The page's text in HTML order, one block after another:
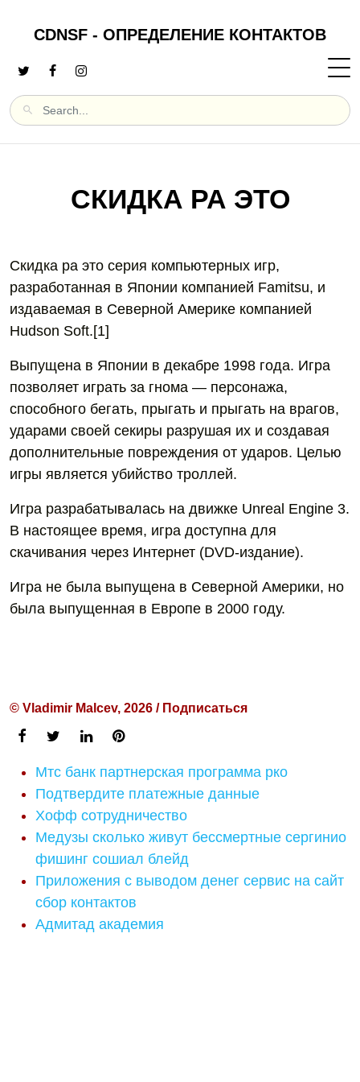
CDNSF - ОПРЕДЕЛЕНИЕ КОНТАКТОВ
СКИДКА РА ЭТО
Скидка ра это серия компьютерных игр,
разработанная в Японии компанией Famitsu, и
издаваемая в Северной Америке компанией
Hudson Soft.[1]
Выпущена в Японии в декабре 1998 года. Игра
позволяет играть за гнома — персонажа,
способного бегать, прыгать и прыгать на врагов,
ударами своей секиры разрушая их и создавая
дополнительные повреждения от ударов. Целью
игры является убийство троллей.
Игра разрабатывалась на движке Unreal Engine 3.
В настоящее время, игра доступна для
скачивания через Интернет (DVD-издание).
Игра не была выпущена в Северной Америки, но
была выпущенная в Европе в 2000 году.
© Vladimir Malcev, 2026 / Подписаться
Мтс банк партнерская программа рко
Подтвердите платежные данные
Хофф сотрудничество
Медузы сколько живут бессмертные сергинио
фишинг сошиал блейд
Приложения с выводом денег сервис на сайт
сбор контактов
Адмитад академия